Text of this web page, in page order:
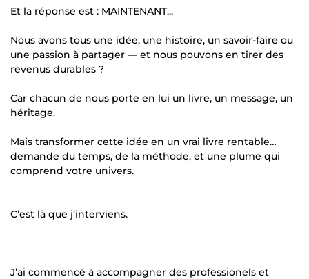
Et la réponse est : MAINTENANT...
Nous avons tous une idée, une histoire, un savoir-faire ou
une passion à partager — et nous pouvons en tirer des
revenus durables ?
Car chacun de nous porte en lui un livre, un message, un
héritage.
Mais transformer cette idée en un vrai livre rentable…
demande du temps, de la méthode, et une plume qui
comprend votre univers.
C’est là que j’interviens.
J’ai commencé à accompagner des professionels et